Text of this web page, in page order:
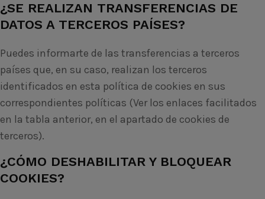
¿SE REALIZAN TRANSFERENCIAS DE
DATOS A TERCEROS PAÍSES?
Puedes informarte de las transferencias a terceros
países que, en su caso, realizan los terceros
identificados en esta política de cookies en sus
correspondientes políticas (Ver los enlaces facilitados
en la tabla anterior, en el apartado de cookies de
terceros).
¿CÓMO DESHABILITAR Y BLOQUEAR
COOKIES?